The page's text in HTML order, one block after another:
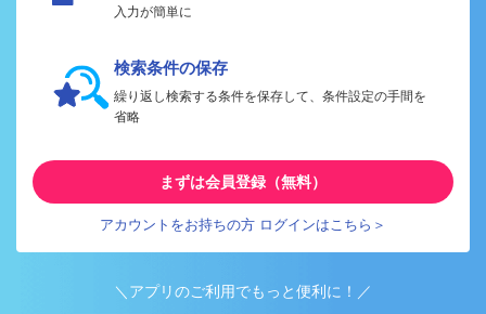
入力が簡単に
検索条件の保存
繰り返し検索する条件を保存して、条件設定の手間を
省略
まずは会員登録（無料）
アカウントをお持ちの方 ログインはこちら＞
＼アプリのご利用でもっと便利に！／